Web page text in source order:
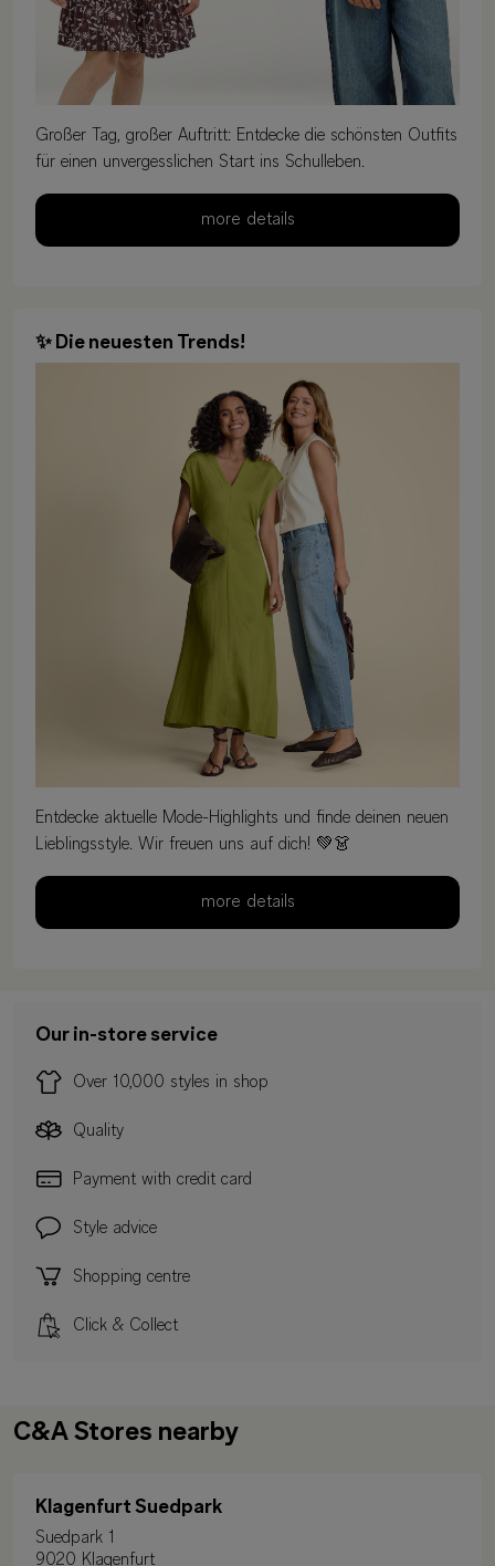
Großer Tag, großer Auftritt: Entdecke die schönsten Outfits
für einen unvergesslichen Start ins Schulleben.
more details
✨ Die neuesten Trends!
Entdecke aktuelle Mode-Highlights und finde deinen neuen
Lieblingsstyle. Wir freuen uns auf dich! 💚👗
more details
Our in-store service
Over 10,000 styles in shop
Quality
Payment with credit card
Style advice
Shopping centre
Click & Collect
C&A Stores nearby
Klagenfurt Suedpark
Suedpark 1
9020 Klagenfurt